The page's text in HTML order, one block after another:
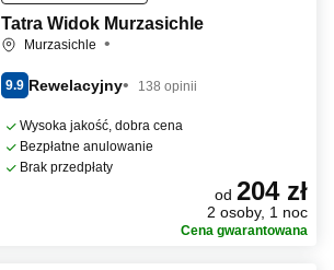
Tatra Widok Murzasichle
Murzasichle
9.9 Rewelacyjny 138 opinii
Wysoka jakość, dobra cena
Bezpłatne anulowanie
Brak przedpłaty
od 204 zł
2 osoby, 1 noc
Cena gwarantowana